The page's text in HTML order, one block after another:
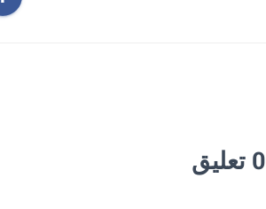
0 تعليق